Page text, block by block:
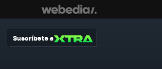
Suscríbete a